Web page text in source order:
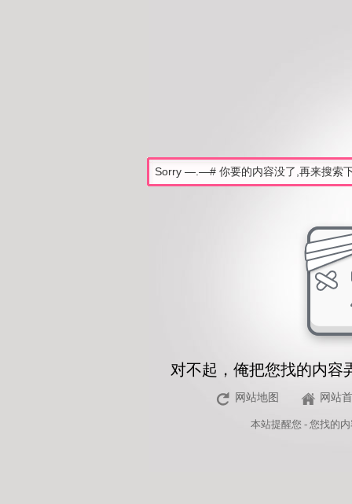
对不起，俺把您找的内容
网站地图 网站
本站提醒您 - 您找的